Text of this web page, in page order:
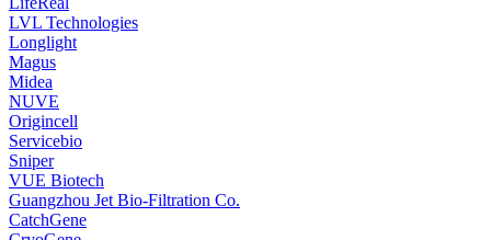
LVL Technologies
Longlight
Magus
Midea
NUVE
Origincell
Servicebio
Sniper
VUE Biotech
Guangzhou Jet Bio-Filtration Co.
CatchGene